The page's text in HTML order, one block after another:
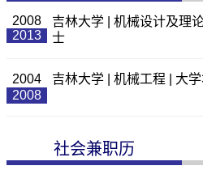
2008
2013
吉林大学 | 机械设计及理
士
2004
2008
吉林大学 | 机械工程 | 大
社会兼职历